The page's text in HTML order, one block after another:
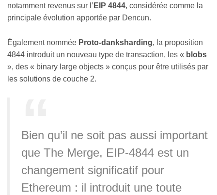
notamment revenus sur l’ EIP 4844, considérée comme la
principale évolution apportée par Dencun.
Également nommée Proto-danksharding, la proposition
4844 introduit un nouveau type de transaction, les « blobs
», des « binary large objects » conçus pour être utilisés par
les solutions de couche 2.
Bien qu’il ne soit pas aussi important
que The Merge, EIP-4844 est un
changement significatif pour
Ethereum : il introduit une toute